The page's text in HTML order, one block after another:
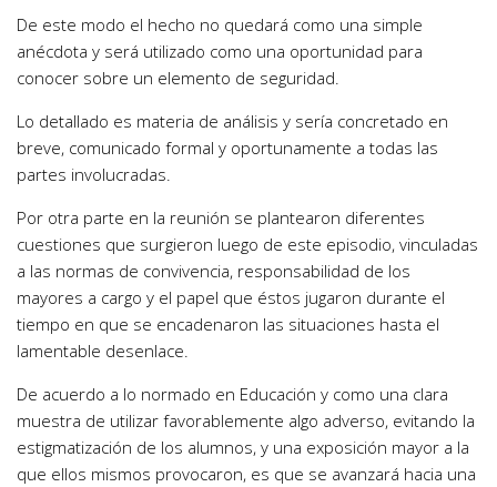
De este modo el hecho no quedará como una simple
anécdota y será utilizado como una oportunidad para
conocer sobre un elemento de seguridad.
Lo detallado es materia de análisis y sería concretado en
breve, comunicado formal y oportunamente a todas las
partes involucradas.
Por otra parte en la reunión se plantearon diferentes
cuestiones que surgieron luego de este episodio, vinculadas
a las normas de convivencia, responsabilidad de los
mayores a cargo y el papel que éstos jugaron durante el
tiempo en que se encadenaron las situaciones hasta el
lamentable desenlace.
De acuerdo a lo normado en Educación y como una clara
muestra de utilizar favorablemente algo adverso, evitando la
estigmatización de los alumnos, y una exposición mayor a la
que ellos mismos provocaron, es que se avanzará hacia una